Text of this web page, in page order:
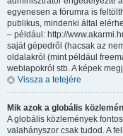
egyenesen a fórumra is
publikus, mindenki által
– például: http://
saját gépedről (hacsak az
oldalakról (mint például
weblapokról stb. A képek
Vissza a tetejére
Mik azok a globális
A globális közlemények
valahányszor csak tudod. A